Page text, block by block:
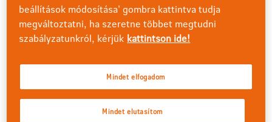
olyan tabutémák, amelyekről vagy senkinek, vagy
legfeljebb idegeneknek (például egy
közvéleménykutatónak) merünk beszélni.
Ebbe a kategóriába tartoznak a saját betegségeink, illetve
az időskorral, az elmúlással kapcsolatos érzések. A
leginkább került kérdések, hogy hogyan boldogulhat majd
nélkülünk a családunk, hogy mi lenne, ha egy
családtagunk maradandó sérülést szenvedne, vagy épp
beállítások módosítása' gombra kattintva tudja
megváltoztatni, ha szeretne többet megtudni
szabályzatunkról, kérjük kattintson ide!
Mindet elutasítom
Mindet elfogadom